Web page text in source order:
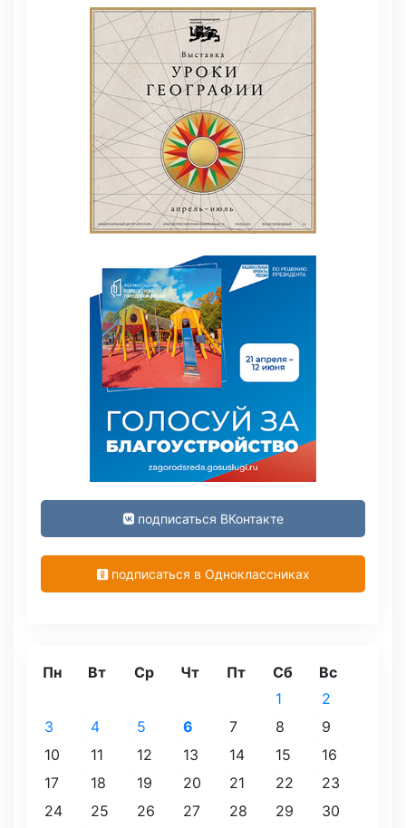
подписаться ВКонтакте
подписаться в Одноклассниках
Пн Вт Ср Чт Пт Сб Вс
1
2
3
4 5 6 7 8
9
10
11 12 13 14 15
16
17
18 19 20 21 22
23
24
25 26 27 28 29
30